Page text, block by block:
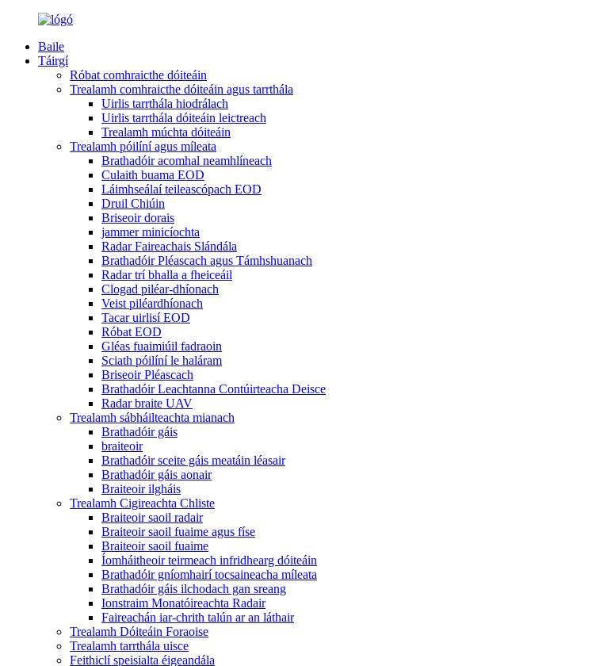
Baile
Táirgí
Róbat comhraicthe dóiteáin
Trealamh comhraicthe dóiteáin agus tarrthála
Uirlis tarrthála hiodrálach
Uirlis tarrthála dóiteáin leictreach
Trealamh múchta dóiteáin
Trealamh póilíní agus míleata
Brathadóir acomhal neamhlíneach
Culaith buama EOD
Láimhseálaí teileascópach EOD
Druil Chiúin
Briseoir dorais
jammer minicíochta
Radar Faireachais Slándála
Brathadóir Pléascach agus Támhshuanach
Radar trí bhalla a fheiceáil
Clogad piléar-dhíonach
Veist piléardhíonach
Tacar uirlisí EOD
Róbat EOD
Gléas fuaimiúil fadraoin
Sciath póilíní le haláram
Briseoir Pléascach
Brathadóir Leachtanna Contúirteacha Deisce
Radar braite UAV
Trealamh sábháilteachta mianach
Brathadóir gáis
braiteoir
Brathadóir sceite gáis meatáin léasair
Brathadóir gáis aonair
Braiteoir ilgháis
Trealamh Cigireachta Chliste
Braiteoir saoil radair
Braiteoir saoil fuaime agus físe
Braiteoir saoil fuaime
Íomháitheoir teirmeach infridhearg dóiteáin
Brathadóir gníomhairí tocsaineacha míleata
Brathadóir gáis ilchodach gan sreang
Ionstraim Monatóireachta Radair
Faireachán iar-chrith talún ar an láthair
Trealamh Dóiteáin Foraoise
Trealamh tarrthála uisce
Feithiclí speisialta éigeandála